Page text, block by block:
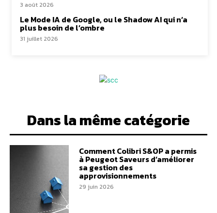
3 août 2026
Le Mode IA de Google, ou le Shadow AI qui n’a
plus besoin de l’ombre
31 juillet 2026
Dans la même catégorie
Comment Colibri S&OP a permis
à Peugeot Saveurs d’améliorer
sa gestion des
approvisionnements
29 juin 2026